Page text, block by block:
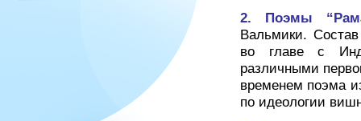
2. Поэмы
Вальмики.
во главе с
различными
временем поэма
по идеологии